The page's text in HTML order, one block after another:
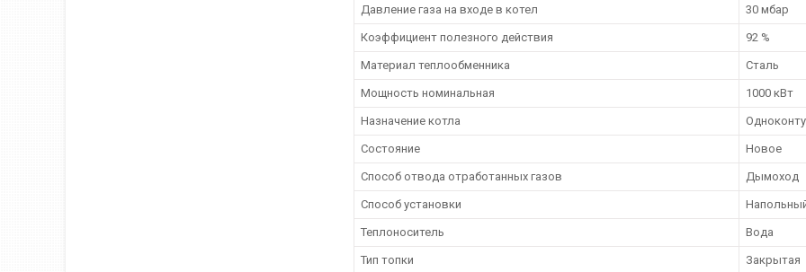
Давление газа на входе в котел 30 мбар
Коэффициент полезного действия 92 %
Материал теплообменника Сталь
Мощность номинальная 1000 кВт
Назначение котла
Состояние Новое
Способ отвода отработанных газов Дымоход
Способ установки
Теплоноситель Вода
Тип топки Закрытая